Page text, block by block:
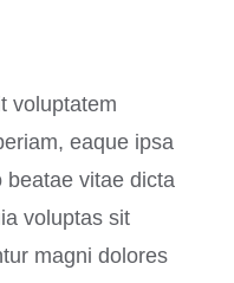
voluptatem
eaque ipsa
beatae vitae dicta
voluptas sit
magni dolores